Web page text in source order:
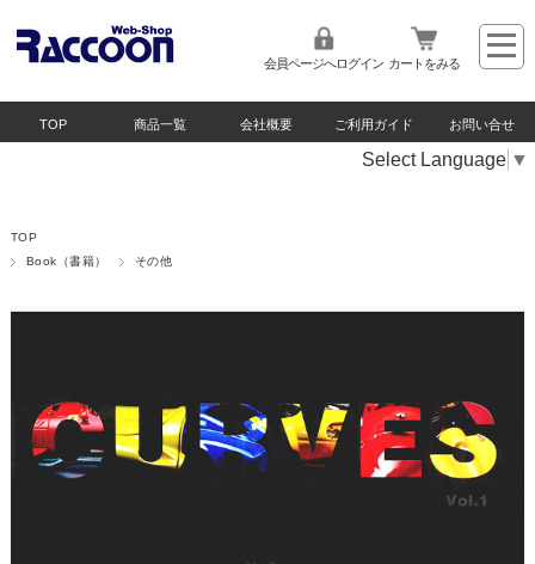
会員ページへログイン カートをみる
TOP 商品一覧 会社概要 ご利用ガイド お問い合せ
Select Language ▼
TOP
Book（書籍）
その他